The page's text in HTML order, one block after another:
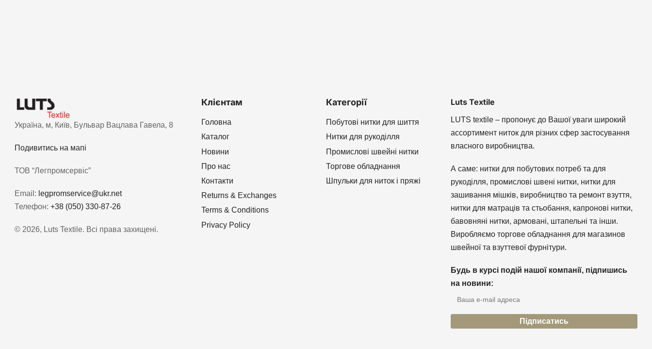
Україна, м, Київ, Бульвар Вацлава Гавела, 8
Подивитись на мапі
ТОВ “Легпромсервіс”
Email: legpromservice@ukr.net
Телефон: +38 (050) 330-87-26
© 2026, Luts Textile. Всі права захищені.
Клієнтам
Головна
Каталог
Новини
Про нас
Контакти
Returns & Exchanges
Terms & Conditions
Privacy Policy
Категорії
Побутові нитки для шиття
Нитки для рукоділля
Промислові швейні нитки
Торгове обладнання
Шпульки для ниток і пряжі
Luts Textile
LUTS textile – пропонує до Вашої уваги широкий
ассортимент ниток для різних сфер застосування
власного виробництва.
А саме: нитки для побутових потреб та для
рукоділля, промислові швені нитки, нитки для
зашивання мішків, виробництво та ремонт взуття,
нитки для матраців та стьобання, капронові нитки,
бавовняні нитки, армовані, штапельні та інши.
Виробляємо торгове обладнання для магазинов
швейної та взуттевої фурнітури.
Будь в курсі подій нашої компанії, підпишись
на новини: